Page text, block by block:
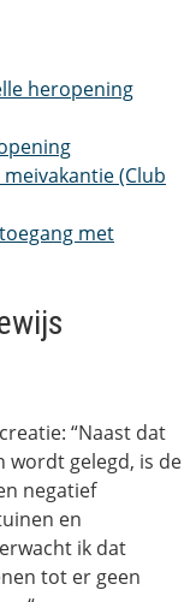
heropening
(Club
met
“Naast dat
wordt gelegd, is de
negatief
en
ik dat
tot er geen